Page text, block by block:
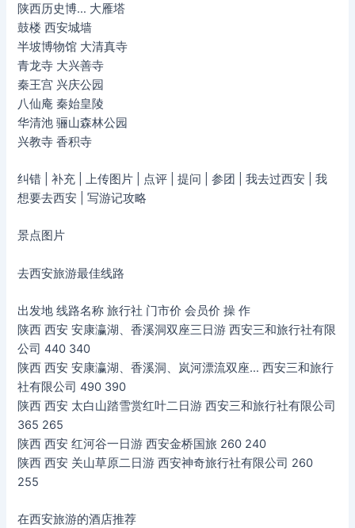
陕西历史博… 大雁塔
鼓楼 西安城墙
半坡博物馆 大清真寺
青龙寺 大兴善寺
秦王宫 兴庆公园
八仙庵 秦始皇陵
华清池 骊山森林公园
兴教寺 香积寺
纠错 | 补充 | 上传图片 | 点评 | 提问 | 参团 | 我去过西安 | 我
想要去西安 | 写游记攻略
景点图片
去西安旅游最佳线路
出发地 线路名称 旅行社 门市价 会员价 操 作
陕西 西安 安康瀛湖、香溪洞双座三日游 西安三和旅行社有限
公司 440 340
陕西 西安 安康瀛湖、香溪洞、岚河漂流双座… 西安三和旅行
社有限公司 490 390
陕西 西安 太白山踏雪赏红叶二日游 西安三和旅行社有限公司
365 265
陕西 西安 红河谷一日游 西安金桥国旅 260 240
陕西 西安 关山草原二日游 西安神奇旅行社有限公司 260
255
在西安旅游的酒店推荐